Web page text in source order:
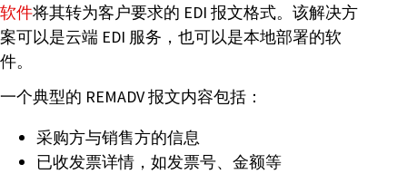
软件将其转为客户要求的 EDI 报文格式。该解决方
案可以是云端 EDI 服务，也可以是本地部署的软
件。
一个典型的 REMADV 报文内容包括：
采购方与销售方的信息
已收发票详情，如发票号、金额等